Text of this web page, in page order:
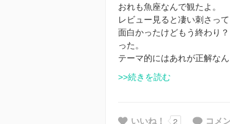
おれも魚座なんで観たよ。
レビュー見ると凄い刺さっ
面白かったけどもう終わり
った。
テーマ的にはあれが正解なん
>>続きを読む
いいね！ 2 コメ